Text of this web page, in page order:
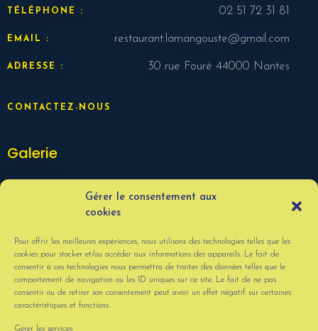
Gérer le consentement aux
cookies
Pour offrir les meilleures expériences, nous utilisons des technologies telles que les
cookies pour stocker et/ou accéder aux informations des appareils. Le fait de
consentir à ces technologies nous permettra de traiter des données telles que le
comportement de navigation ou les ID uniques sur ce site. Le fait de ne pas
consentir ou de retirer son consentement peut avoir un effet négatif sur certaines
caractéristiques et fonctions.
Gérer les services
TÉLÉPHONE : 02 51 72 31 81
EMAIL : restaurant.lamangouste@gmail.com
ADRESSE : 30 rue Fouré 44000 Nantes
CONTACTEZ-NOUS
Galerie
VOIR PLUS